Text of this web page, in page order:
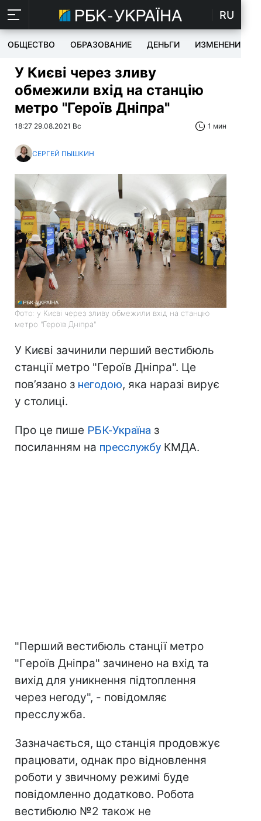
RU
ОБЩЕСТВО ОБРАЗОВАНИЕ ДЕНЬГИ ИЗМЕНЕНИЯ
У Києві через зливу
обмежили вхід на станцію
метро "Героїв Дніпра"
18:27 29.08.2021 Вс 1 мин
СЕРГЕЙ ПЫШКИН
Фото: у Києві через зливу обмежили вхід на станцію
метро "Героїв Дніпра"
У Києві зачинили перший вестибюль
станції метро "Героїв Дніпра". Це
пов’язано з негодою, яка наразі вирує
у столиці.
Про це пише РБК-Україна з
посиланням на пресслужбу КМДА.
"Перший вестибюль станції метро
"Героїв Дніпра" зачинено на вхід та
вихід для уникнення підтоплення
через негоду", - повідомляє
пресслужба.
Зазначається, що станція продовжує
працювати, однак про відновлення
роботи у звичному режимі буде
повідомленно додатково. Робота
вестибюлю №2 також не